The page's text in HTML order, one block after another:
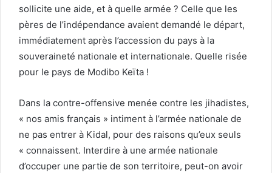
sollicite une aide, et à quelle armée ? Celle que les
pères de l’indépendance avaient demandé le départ,
immédiatement après l’accession du pays à la
souveraineté nationale et internationale. Quelle risée
pour le pays de Modibo Keïta !
Dans la contre-offensive menée contre les jihadistes,
« nos amis français » intiment à l’armée nationale de
ne pas entrer à Kidal, pour des raisons qu’eux seuls
« connaissent. Interdire à une armée nationale
d’occuper une partie de son territoire, peut-on avoir